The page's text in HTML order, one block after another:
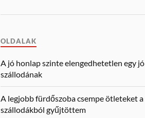
OLDALAK
A jó honlap szinte elengedhetetlen egy jó
szállodának
A legjobb fürdőszoba csempe ötleteket a
szállodákból gyűjtöttem